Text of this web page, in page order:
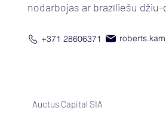
nodarbojas ar brazīliešu
+371 28606371
Auctus Capital SIA